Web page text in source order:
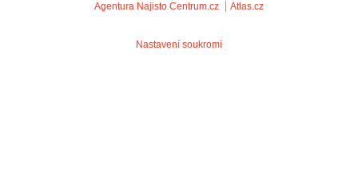
Agentura Najisto Centrum.cz Atlas.cz
Nastavení soukromí